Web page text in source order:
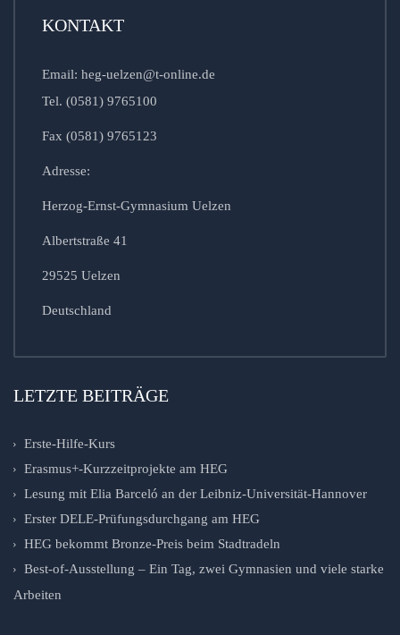
KONTAKT
Email: heg-uelzen@t-online.de
Tel. (0581) 9765100
Fax (0581) 9765123
Adresse:
Herzog-Ernst-Gymnasium Uelzen
Albertstraße 41
29525 Uelzen
Deutschland
LETZTE BEITRÄGE
Erste-Hilfe-Kurs
Erasmus+-Kurzzeitprojekte am HEG
Lesung mit Elia Barceló an der Leibniz-Universität-Hannover
Erster DELE-Prüfungsdurchgang am HEG
HEG bekommt Bronze-Preis beim Stadtradeln
Best-of-Ausstellung – Ein Tag, zwei Gymnasien und viele starke
Arbeiten